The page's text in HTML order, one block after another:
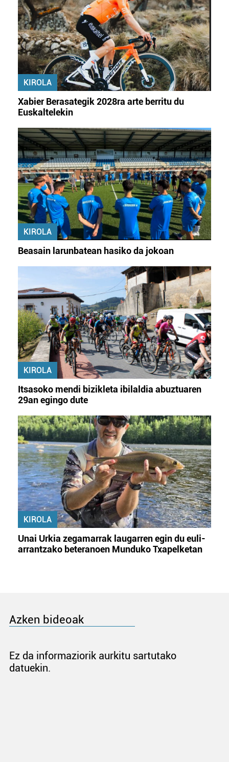
KIROLA
Xabier Berasategik 2028ra arte berritu du
Euskaltelekin
KIROLA
Beasain larunbatean hasiko da jokoan
KIROLA
Itsasoko mendi bizikleta ibilaldia abuztuaren
29an egingo dute
KIROLA
Unai Urkia zegamarrak laugarren egin du euli-
arrantzako beteranoen Munduko Txapelketan
Azken bideoak
Ez da informaziorik aurkitu sartutako
datuekin.